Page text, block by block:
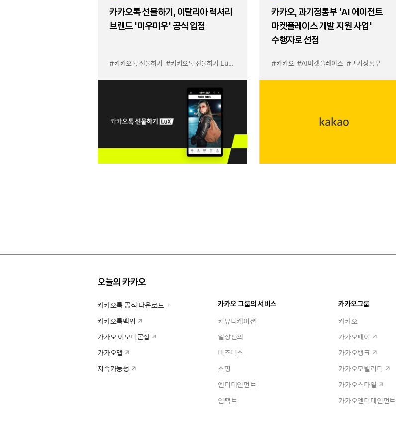
카카오톡 선물하기, 이탈리아 럭셔리
브랜드 '미우미우' 공식 입점
#카카오톡 선물하기 #카카오톡 선물하기 LuX 미우미우 입점 #선물하기 LuX #선물하기 미우미우 입점
카카오, 과기정통부 ‘AI 에이전트
마켓플레이스 개발 지원 사업’
수행자로 선정
#카카오 #AI마켓플레이스 #과기정통부
오늘의 카카오
카카오톡 공식 다운로드
카카오톡백업
카카오 이모티콘샵
카카오맵
지속가능성
카카오 그룹의 서비스
커뮤니케이션
일상편의
비즈니스
쇼핑
엔터테인먼트
임팩트
카카오그룹
카카오
카카오페이
카카오뱅크
카카오모빌리티
카카오스타일
카카오엔터테인먼트